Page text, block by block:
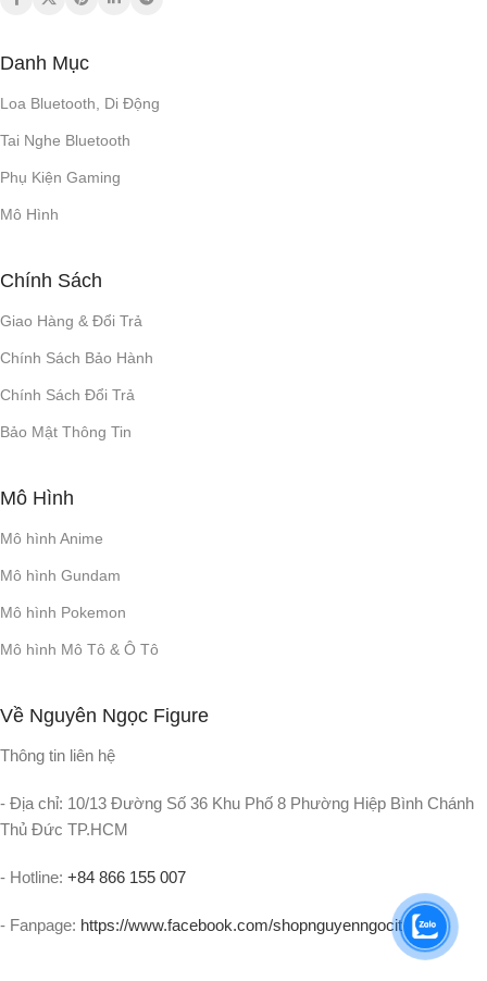
Danh Mục
Loa Bluetooth, Di Động
Tai Nghe Bluetooth
Phụ Kiện Gaming
Mô Hình
Chính Sách
Giao Hàng & Đổi Trả
Chính Sách Bảo Hành
Chính Sách Đổi Trả
Bảo Mật Thông Tin
Mô Hình
Mô hình Anime
Mô hình Gundam
Mô hình Pokemon
Mô hình Mô Tô & Ô Tô
Về Nguyên Ngọc Figure
Thông tin liên hệ
- Địa chỉ: 10/13 Đường Số 36 Khu Phố 8 Phường Hiệp Bình Chánh
Thủ Đức TP.HCM
- Hotline: +84 866 155 007
- Fanpage: https://www.facebook.com/shopnguyenngocit